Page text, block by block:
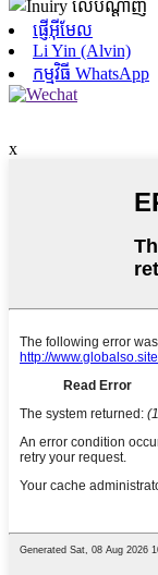
ផ្ញើអ៊ីមែល
Li Yin (Alvin)
កម្មវិធី WhatsApp
x